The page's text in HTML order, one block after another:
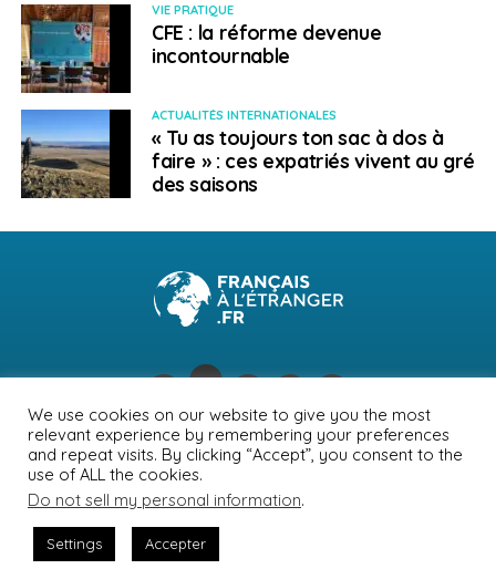
VIE PRATIQUE
CFE : la réforme devenue
incontournable
ACTUALITÉS INTERNATIONALES
« Tu as toujours ton sac à dos à
faire » : ces expatriés vivent au gré
des saisons
NEWSLETTER PUBLICITÉ CONTACTS
MENTIONS LÉGALES
POLITIQUE DE CONFIDENTIALITÉ
© Journal des Français à l'étranger 2026
We use cookies on our website to give you the most
relevant experience by remembering your preferences
and repeat visits. By clicking “Accept”, you consent to the
use of ALL the cookies.
Do not sell my personal information.
Settings Accepter